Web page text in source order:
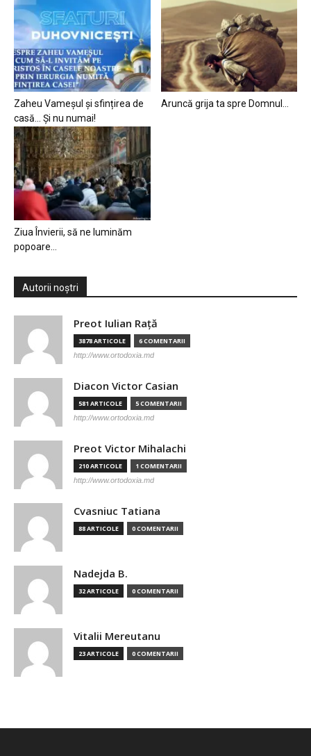
Zaheu Vameșul și sfințirea de
casă… Și nu numai!
Aruncă grija ta spre Domnul…
Ziua Învierii, să ne luminăm
popoare…
Autorii noștri
Preot Iulian Raţă
3878 ARTICOLE 6 COMENTARII
http://www.ortodoxia.md
Diacon Victor Casian
581 ARTICOLE 5 COMENTARII
http://www.ortodoxia.md
Preot Victor Mihalachi
210 ARTICOLE 1 COMENTARII
http://www.ortodoxia.md
Cvasniuc Tatiana
88 ARTICOLE 0 COMENTARII
Nadejda B.
32 ARTICOLE 0 COMENTARII
Vitalii Mereutanu
23 ARTICOLE 0 COMENTARII